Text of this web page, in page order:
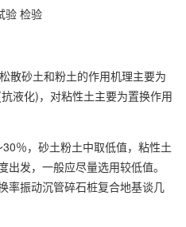
验 检验
散砂土和粉土的作用机理主要为
液化)，对粘性土主要为置换作用
％，砂土粉土中取低值，粘性土
发，一般应尽量选用较低值。
率振动沉管碎石桩复合地基谈几